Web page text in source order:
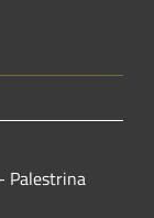
Palestrina